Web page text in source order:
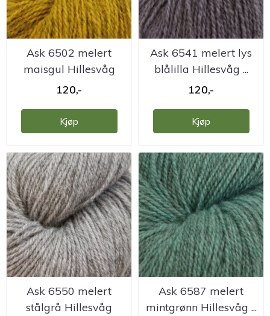
Ask 6502 melert
maisgul Hillesvåg
ullvarefabrikk
120,-
Kjøp
Ask 6541 melert lys
blålilla Hillesvåg ...
120,-
Kjøp
Ask 6550 melert
stålgrå Hillesvåg
Ask 6587 melert
mintgrønn Hillesvåg ...